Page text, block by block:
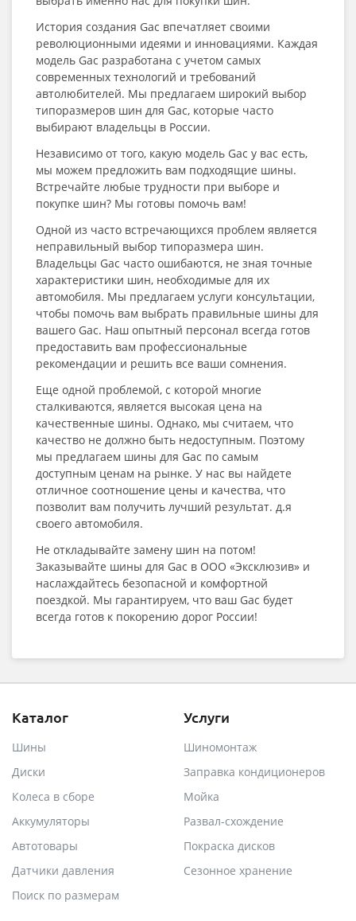
История создания Gac впечатляет своими
революционными идеями и инновациями. Каждая
модель Gac разработана с учетом самых
современных технологий и требований
автолюбителей. Мы предлагаем широкий выбор
типоразмеров шин для Gac, которые часто
выбирают владельцы в России.
Независимо от того, какую модель Gac у вас есть,
мы можем предложить вам подходящие шины.
Встречайте любые трудности при выборе и
покупке шин? Мы готовы помочь вам!
Одной из часто встречающихся проблем является
неправильный выбор типоразмера шин.
Владельцы Gac часто ошибаются, не зная точные
характеристики шин, необходимые для их
автомобиля. Мы предлагаем услуги консультации,
чтобы помочь вам выбрать правильные шины для
вашего Gac. Наш опытный персонал всегда готов
предоставить вам профессиональные
рекомендации и решить все ваши сомнения.
Еще одной проблемой, с которой многие
сталкиваются, является высокая цена на
качественные шины. Однако, мы считаем, что
качество не должно быть недоступным. Поэтому
мы предлагаем шины для Gac по самым
доступным ценам на рынке. У нас вы найдете
отличное соотношение цены и качества, что
позволит вам получить лучший результат. д.я
своего автомобиля.
Не откладывайте замену шин на потом!
Заказывайте шины для Gac в ООО «Эксклюзив» и
наслаждайтесь безопасной и комфортной
поездкой. Мы гарантируем, что ваш Gac будет
всегда готов к покорению дорог России!
Каталог
Шины
Диски
Колеса в сборе
Аккумуляторы
Автотовары
Датчики давления
Поиск по размерам
Услуги
Шиномонтаж
Заправка кондиционеров
Мойка
Развал-схождение
Покраска дисков
Сезонное хранение